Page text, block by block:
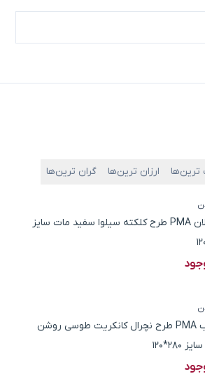
ارزان ترین‌ها گران ترین‌ها
پرسلان PMA طرح کلکته سیلوا سفید مات سایز
اسلب PMA طرح نچرال کانکریت طوسی روشن
280*120